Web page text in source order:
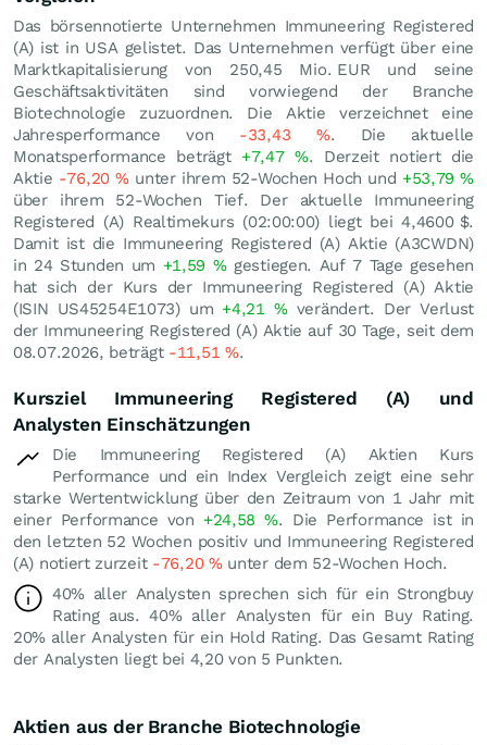
Das börsennotierte Unternehmen Immuneering Registered
(A) ist in USA gelistet. Das Unternehmen verfügt über eine
Marktkapitalisierung von 250,45 Mio. EUR und seine
Geschäftsaktivitäten sind vorwiegend der Branche
Biotechnologie zuzuordnen. Die Aktie verzeichnet eine
Jahresperformance von -33,43 %. Die aktuelle
Monatsperformance beträgt +7,47%. Derzeit notiert die
Aktie -76,20%unter ihrem 52-Wochen Hoch und +53,79%
über ihrem 52-Wochen Tief. Der aktuelle Immuneering
Registered (A) Realtimekurs (02:00:00) liegt bei 4,4600 $.
Damit ist die Immuneering Registered (A) Aktie (A3CWDN)
in 24 Stunden um +1,59 %gestiegen. Auf 7 Tage gesehen
hat sich der Kurs der Immuneering Registered (A) Aktie
(ISIN US45254E1073) um +4,21 %verändert. Der Verlust
der Immuneering Registered (A) Aktie auf 30 Tage, seit dem
08.07.2026, beträgt -11,51 %.
Kursziel Immuneering Registered (A) und
Analysten Einschätzungen
Die Immuneering Registered (A) Aktien Kurs
Performance und ein Index Vergleich zeigt eine sehr
starke Wertentwicklung über den Zeitraum von 1 Jahr mit
einer Performance von +24,58%. Die Performance ist in
den letzten 52 Wochen positiv und Immuneering Registered
(A) notiert zurzeit -76,20 %unter dem 52-Wochen Hoch.
40% aller Analysten sprechen sich für ein Strongbuy
Rating aus. 40% aller Analysten für ein Buy Rating.
20% aller Analysten für ein Hold Rating. Das Gesamt Rating
der Analysten liegt bei 4,20 von 5 Punkten.
Aktien aus der Branche Biotechnologie